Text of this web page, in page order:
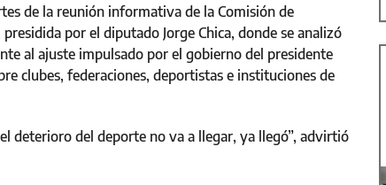
de la reunión informativa de la Comisión de
por el diputado Jorge Chica, donde se analizó
al ajuste impulsado por el gobierno del presidente
clubes, federaciones, deportistas e instituciones de
deterioro del deporte no va a llegar, ya llegó”, advirtió